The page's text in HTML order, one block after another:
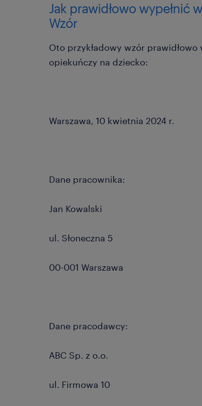
Jak prawidłowo wypełnić
Wzór
Oto przykładowy wzór
opiekuńczy na dziecko:
Warszawa, 10 kwietnia 2024 r.
Dane pracownika:
Jan Kowalski
ul. Słoneczna 5
00-001 Warszawa
Dane pracodawcy:
ABC Sp. z o.o.
ul. Firmowa 10